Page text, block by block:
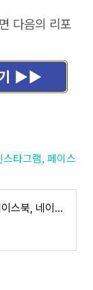
다음의 리포
타그램, 페이스
SNS 마케팅! 인스타그램, 페이스북, 네이버밴드 이용자는 누구인가